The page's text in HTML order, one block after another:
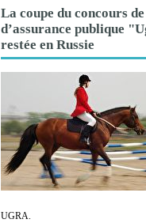
La coupe du concours
d’assurance publique
restée en Russie
UGRA.